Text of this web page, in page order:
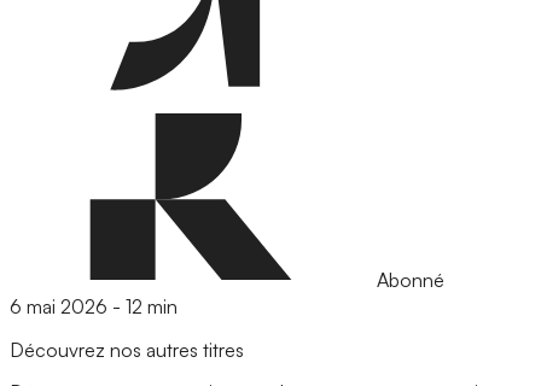
Abonné
6 mai 2026 - 12 min
Découvrez nos autres titres